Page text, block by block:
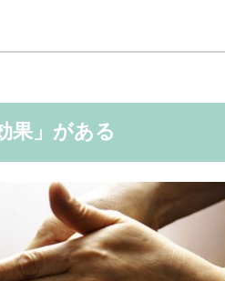
果」がある